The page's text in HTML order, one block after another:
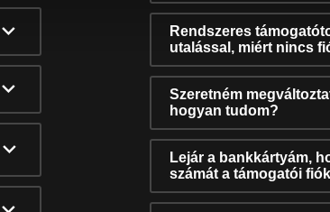
Rendszeres
utalással, miért nincs
Szeretném
hogyan tudom?
Lejár a bankkártyám,
számát a támogatói